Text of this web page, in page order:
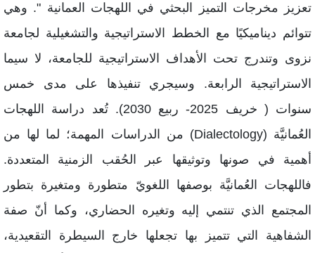
مخرجات التميز البحثي في اللهجات العمانية ". وهي
ديناميكيًا مع الخطط الاستراتيجية والتشغيلية لجامعة
وتندرج تحت الأهداف الاستراتيجية للجامعة، لا سيما
الرابعة. وسيجري تنفيذها على مدى خمس
سنوات ( خريف 2025- ربيع 2030). تُعد دراسة اللهجات
العُمانيَّة (Dialectology) من الدراسات المهمة؛ لما لها من
في صونها وتوثيقها عبر الحُقب الزمنية المتعددة.
العُمانيَّة بوصفها اللغويّ متطورة ومتغيرة بتطور
الذي تنتمي إليه وتغيره الحضاري، وكما أنّ صفة
التي تتميز بها تجعلها خارج السيطرة التقعيدية،